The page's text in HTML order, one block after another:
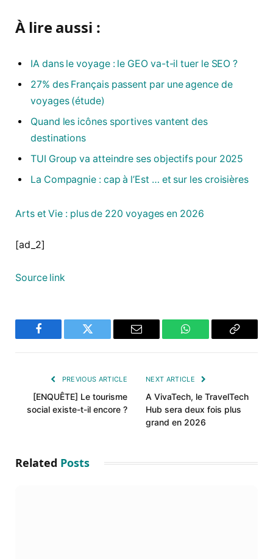
À lire aussi :
IA dans le voyage : le GEO va-t-il tuer le SEO ?
27% des Français passent par une agence de
voyages (étude)
Quand les icônes sportives vantent des
destinations
TUI Group va atteindre ses objectifs pour 2025
La Compagnie : cap à l’Est … et sur les croisières
Arts et Vie : plus de 220 voyages en 2026
[ad_2]
Source link
Facebook Twitter Email WhatsAppCopy
PREVIOUS ARTICLE
[ENQUÊTE] Le tourisme
social existe-t-il encore ?
NEXT ARTICLE
A VivaTech, le TravelTech
Hub sera deux fois plus
grand en 2026
Related Posts